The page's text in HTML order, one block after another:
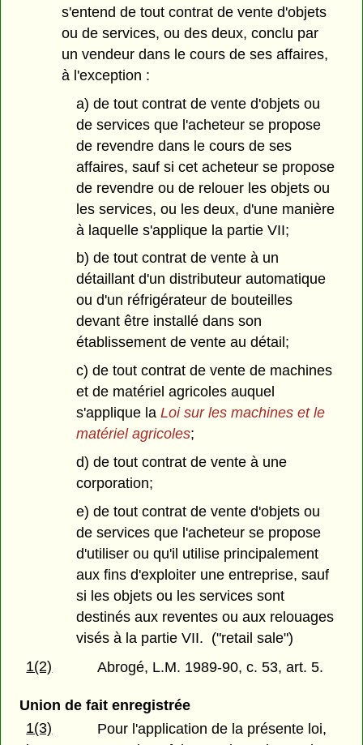
s'entend de tout contrat de vente d'objets
ou de services, ou des deux, conclu par
un vendeur dans le cours de ses affaires,
à l'exception :
a) de tout contrat de vente d'objets ou
de services que l'acheteur se propose
de revendre dans le cours de ses
affaires, sauf si cet acheteur se propose
de revendre ou de relouer les objets ou
les services, ou les deux, d'une manière
à laquelle s'applique la partie VII;
b) de tout contrat de vente à un
détaillant d'un distributeur automatique
ou d'un réfrigérateur de bouteilles
devant être installé dans son
établissement de vente au détail;
c) de tout contrat de vente de machines
et de matériel agricoles auquel
s'applique la Loi sur les machines et le
matériel agricoles;
d) de tout contrat de vente à une
corporation;
e) de tout contrat de vente d'objets ou
de services que l'acheteur se propose
d'utiliser ou qu'il utilise principalement
aux fins d'exploiter une entreprise, sauf
si les objets ou les services sont
destinés aux reventes ou aux relouages
visés à la partie VII. ("retail sale")
1(2)
Abrogé, L.M. 1989-90, c. 53, art. 5.
Union de fait enregistrée
1(3)
Pour l'application de la présente loi,